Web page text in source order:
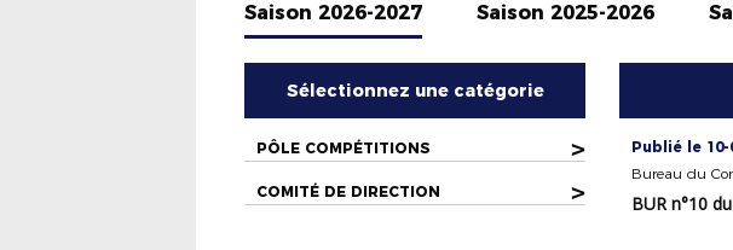
Saison 2026-2027 Saison 2025-2026
Sélectionnez une catégorie
PÔLE COMPÉTITIONS >
COMITÉ DE DIRECTION >
Publié le 10-
Bureau du
BUR n°10